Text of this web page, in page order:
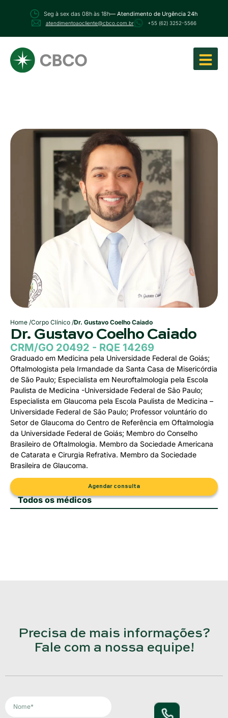
Seg à sex das 08h às 18h— Atendimento de Urgência 24h
atendimentoaocliente@cbco.com.br +55 (62) 3252-5566
Home /Corpo Clínico /Dr. Gustavo Coelho Caiado
Dr. Gustavo Coelho Caiado
CRM/GO 20492 - RQE 14269
Graduado em Medicina pela Universidade Federal de Goiás;
Oftalmologista pela Irmandade da Santa Casa de Misericórdia
de São Paulo; Especialista em Neuroftalmologia pela Escola
Paulista de Medicina -Universidade Federal de São Paulo;
Especialista em Glaucoma pela Escola Paulista de Medicina –
Universidade Federal de São Paulo; Professor voluntário do
Setor de Glaucoma do Centro de Referência em Oftalmologia
da Universidade Federal de Goiás; Membro do Conselho
Brasileiro de Oftalmologia. Membro da Sociedade Americana
de Catarata e Cirurgia Refrativa. Membro da Sociedade
Brasileira de Glaucoma.
Agendar consulta
Todos os médicos
Precisa de mais informações?
Fale com a nossa equipe!